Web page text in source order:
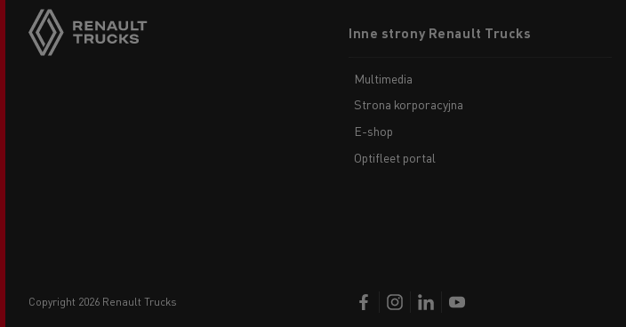
copyright 2026 Renault Trucks
menuInne strony Renault Trucks
Multimedia
Strona korporacyjna
E-shop
Optifleet portal